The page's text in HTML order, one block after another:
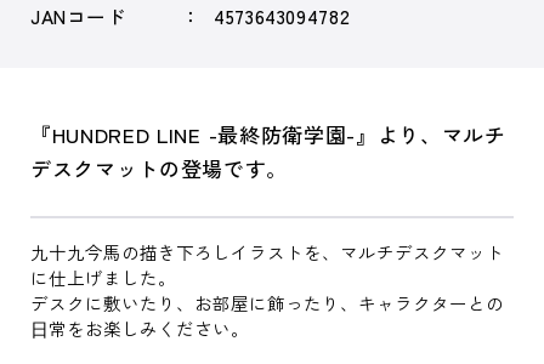
JANコード 4573643094782
『HUNDRED LINE -最終防衛学園-』より、マルチ
デスクマットの登場です。
九十九今馬の描き下ろしイラストを、マルチデスクマット
に仕上げました。
デスクに敷いたり、お部屋に飾ったり、キャラクターとの
⽇常をお楽しみください。